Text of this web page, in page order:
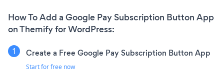
How To Add a Google Pay Subscription Button App
on Themify for WordPress:
Create a Free Google Pay Subscription Button App
Start for free now